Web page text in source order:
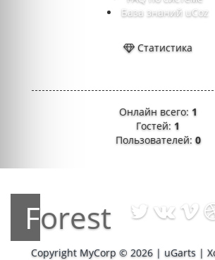
База знаний uCoz
Статистика
Онлайн всего: 1
Гостей: 1
Пользователей:0
Forest
Copyright MyCorp © 2026 | uGarts |